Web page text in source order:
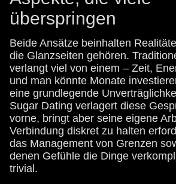
überspringen
Beide Ansätze beinhalten
die Glanzseiten gehören.
verlangt viel von einem – Zeit,
und man könnte Monate
eine grundlegende
Sugar Dating verlagert diese
vorne, bringt aber seine eigene
Verbindung diskret zu halten
das Management von Grenzen
denen Gefühle die Dinge
trivial.